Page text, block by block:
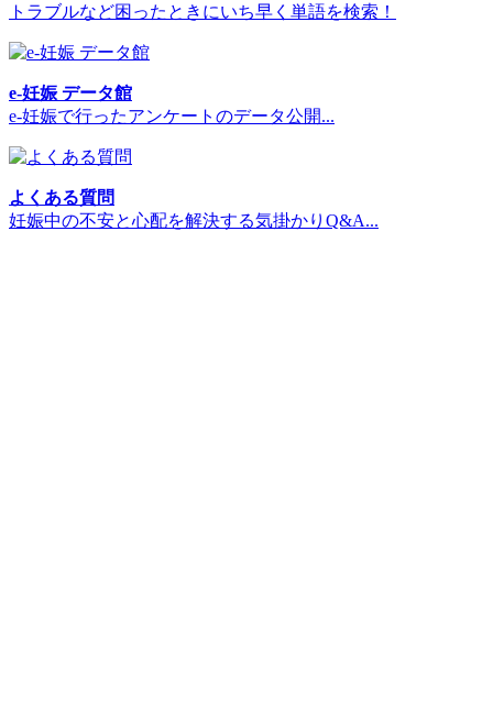
トラブルなど困ったときにいち早く単語を検索！
e-妊娠 データ館
e-妊娠で行ったアンケートのデータ公開...
よくある質問
妊娠中の不安と心配を解決する気掛かりQ&A...